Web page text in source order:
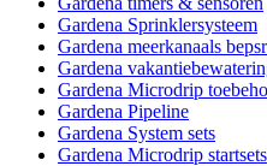
Gardena Sprinklersysteem
Gardena meerkanaals
Gardena
Gardena Microdrip
Gardena Pipeline
Gardena System sets
Gardena Microdrip startsets